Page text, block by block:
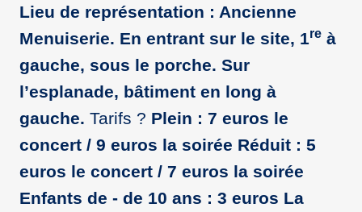
Lieu de représentation : Ancienne
Menuiserie. En entrant sur le site, 1re à
gauche, sous le porche. Sur
l’esplanade, bâtiment en long à
gauche. Tarifs ? Plein : 7 euros le
concert / 9 euros la soirée Réduit : 5
euros le concert / 7 euros la soirée
Enfants de - de 10 ans : 3 euros La